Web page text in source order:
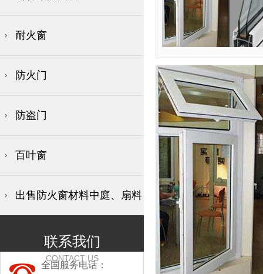
耐火窗
防火门
防盗门
百叶窗
出售防火窗材料中庭、扇料
联系我们
CONTACT US
全国服务电话：